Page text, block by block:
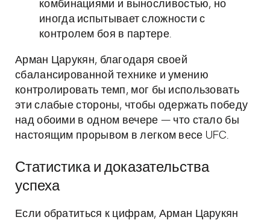
комбинациями и выносливостью, но
иногда испытывает сложности с
контролем боя в партере.
Арман Царукян, благодаря своей
сбалансированной технике и умению
контролировать темп, мог бы использовать
эти слабые стороны, чтобы одержать победу
над обоими в одном вечере — что стало бы
настоящим прорывом в легком весе UFC.
Статистика и доказательства
успеха
Если обратиться к цифрам, Арман Царукян